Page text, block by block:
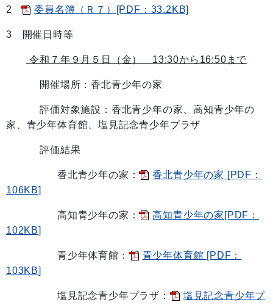
2 委員名簿（Ｒ７）[PDF：33.2KB]
3 開催日時等
令和７年９ 月５日（金） 13:30から16:50まで
開催場所：香北青少年の家
評価対象施設：香北青少年の家、高知青少年の
家、青少年体育館、塩見記念青少年プラザ
評価結果
香北青少年の家：
香北青少年の家 [PDF：
106KB]
高知青少年の家：
高知青少年の家[PDF：
102KB]
青少年体育館：
青少年体育館 [PDF：
103KB]
塩見記念青少年プラザ：
塩見記念青少年プ